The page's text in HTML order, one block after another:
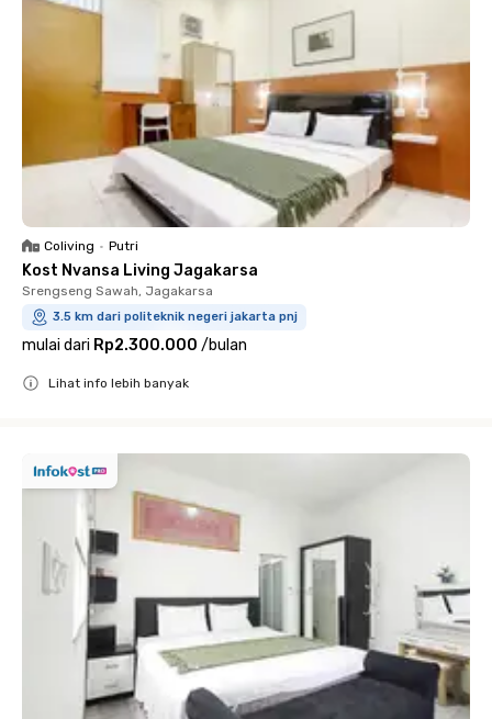
Coliving • Putri
Kost Nvansa Living Jagakarsa
Srengseng Sawah, Jagakarsa
3.5 km dari politeknik negeri jakarta pnj
mulai dari Rp2.300.000 /bulan
Lihat info lebih banyak